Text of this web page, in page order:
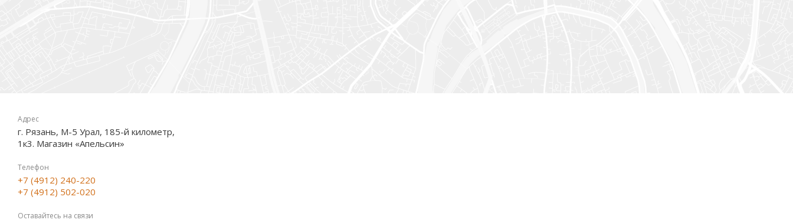
Адрес
г. Рязань, М-5 Урал, 185-й километр,
1к3. Магазин «Апельсин»
Телефон
+7 (4912) 240-220
+7 (4912) 502-020
Оставайтесь на связи